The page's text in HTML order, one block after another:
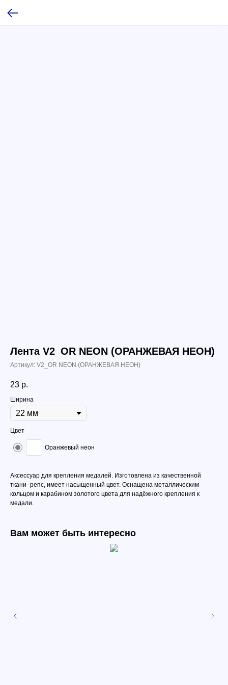
Лента V2_OR NEON (ОРАНЖЕВАЯ НЕОН)
Артикул: V2_OR NEON (ОРАНЖЕВАЯ НЕОН)
23 р.
Ширина
Цвет
Оранжевый неон
Аксессуар для крепления медалей. Изготовлена из качественной
ткани- репс, имеет насыщенный цвет. Оснащена металлическим
кольцом и карабином золотого цвета для надёжного крепления к
медали.
Вам может быть интересно